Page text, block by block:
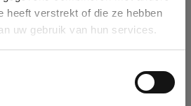
heeft verstrekt of die ze hebben
uw gebruik van hun services.
in our database by name, VAT or
is selected it will auto-complete the
in our database, you can create